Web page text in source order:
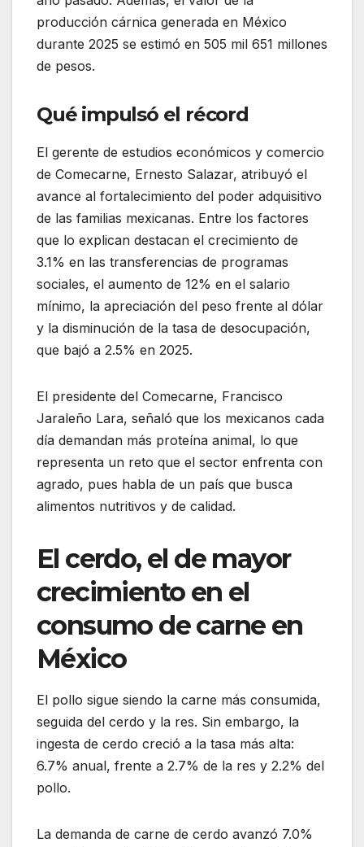
producción cárnica generada en México
durante 2025 se estimó en 505 mil 651 millones
de pesos.
Qué impulsó el récord
El gerente de estudios económicos y comercio
de Comecarne, Ernesto Salazar, atribuyó el
avance al fortalecimiento del poder adquisitivo
de las familias mexicanas. Entre los factores
que lo explican destacan el crecimiento de
3.1% en las transferencias de programas
sociales, el aumento de 12% en el salario
mínimo, la apreciación del peso frente al dólar
y la disminución de la tasa de desocupación,
que bajó a 2.5% en 2025.
El presidente del Comecarne, Francisco
Jaraleño Lara, señaló que los mexicanos cada
día demandan más proteína animal, lo que
representa un reto que el sector enfrenta con
agrado, pues habla de un país que busca
alimentos nutritivos y de calidad.
El cerdo, el de mayor
crecimiento en el
consumo de carne en
México
El pollo sigue siendo la carne más consumida,
seguida del cerdo y la res. Sin embargo, la
ingesta de cerdo creció a la tasa más alta:
6.7% anual, frente a 2.7% de la res y 2.2% del
pollo.
La demanda de carne de cerdo avanzó 7.0%